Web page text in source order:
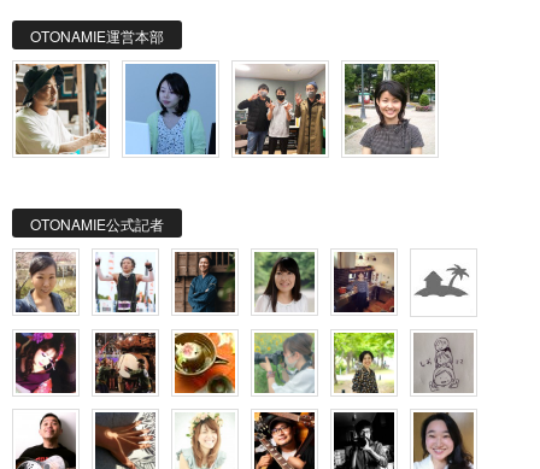
OTONAMIE運営本部
OTONAMIE公式記者